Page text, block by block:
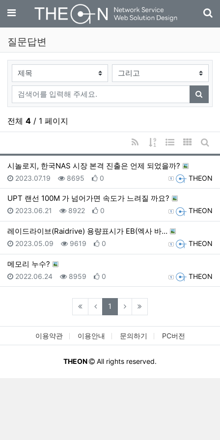
메뉴
질문답변
검색대상
검색어
검색
전체 4 / 1 페이지
RSS
게시물 정렬
웹진 스타일
갤러리게
시놀로지, 한국NAS 시장 본격 진출은 언제 되었을까?
등록자 THEON
등록일
2023.07.19 조회
8695 추천
0
UPT 랜선 100M 가 넘어가면 속도가 느려질 까요?
등록자 THEON
등록일
2023.06.21 조회
8922 추천
0
레이드라이브(Raidrive) 용량표시가 EB(엑사 바…
등록자 THEON
등록일
2023.05.09 조회
9619 추천
0
메모리 누수?
등록자 THEON
등록일
2022.06.24 조회
8959 추천
0
1 (current)
이용약관 이용안내 문의하기 PC버전
THEON All rights reserved.